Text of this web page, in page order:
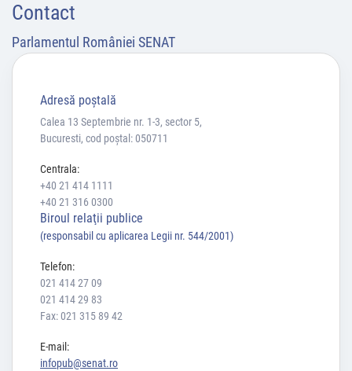
Contact
Parlamentul României SENAT
Adresă poştală
Calea 13 Septembrie nr. 1-3, sector 5,
Bucuresti, cod poștal: 050711
Centrala:
+40 21 414 1111
+40 21 316 0300
Biroul relaţii publice
(responsabil cu aplicarea Legii nr. 544/2001)
Telefon:
021 414 27 09
021 414 29 83
Fax: 021 315 89 42
E-mail:
infopub@senat.ro